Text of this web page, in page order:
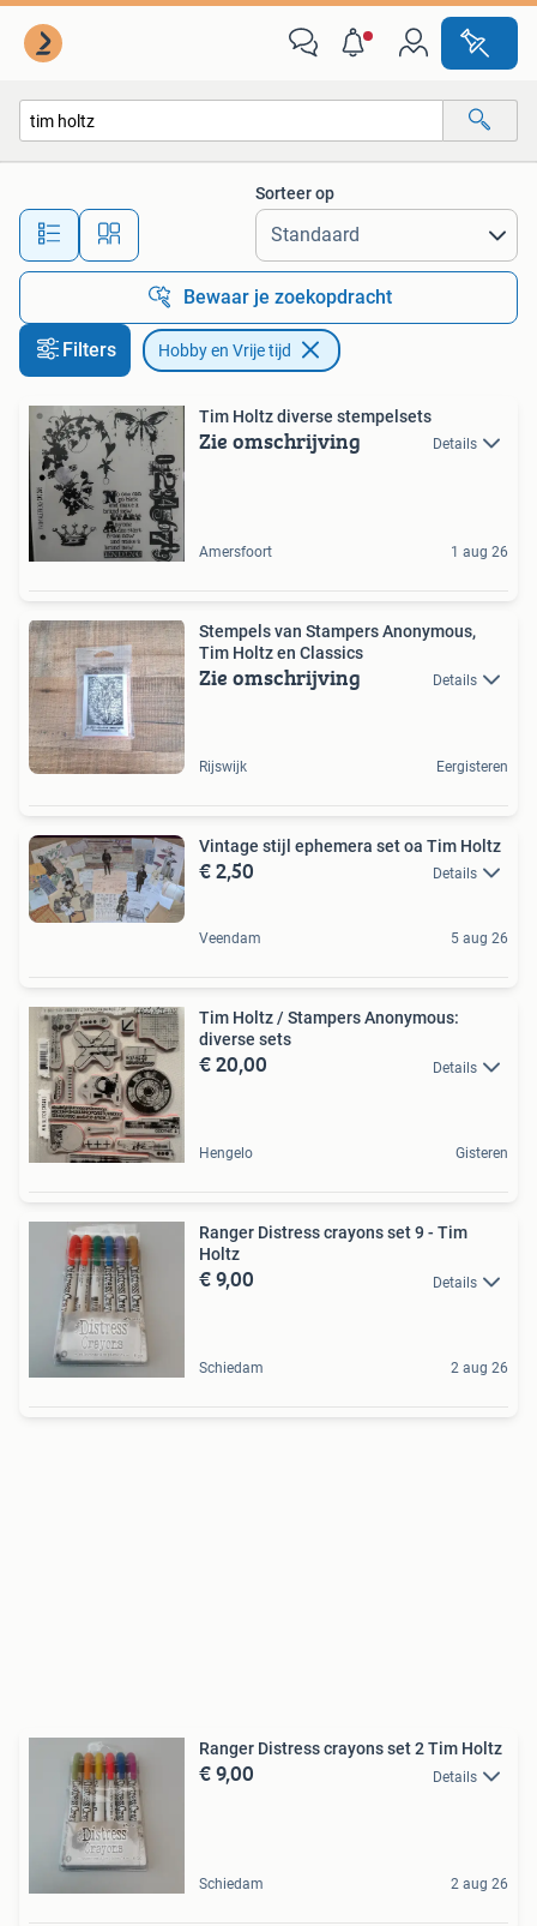
Alle afstanden…
Sorteer op
Bewaar je zoekopdracht
Filters Hobby en Vrije tijd
Tim Holtz diverse stempelsets
Zie omschrijving Details
Amersfoort 1 aug 26
Stempels van Stampers Anonymous,
Tim Holtz en Classics
Zie omschrijving Details
Rijswijk Eergisteren
Vintage stijl ephemera set oa Tim Holtz
€ 2,50 Details
Veendam 5 aug 26
Tim Holtz / Stampers Anonymous:
diverse sets
€ 20,00 Details
Hengelo Gisteren
Ranger Distress crayons set 9 - Tim
Holtz
€ 9,00 Details
Schiedam 2 aug 26
Ranger Distress crayons set 2 Tim Holtz
€ 9,00 Details
Schiedam 2 aug 26